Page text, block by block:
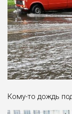
Кому-то дождь